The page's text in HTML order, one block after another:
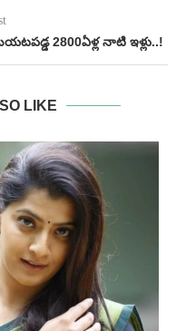
2800ఏళ్ల నాటి ఇళ్లు..!
LIKE